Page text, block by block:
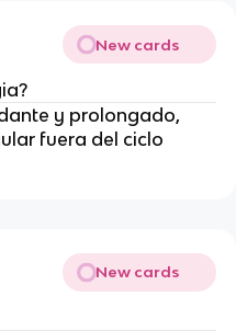
New cards
y prolongado,
fuera del ciclo
New cards